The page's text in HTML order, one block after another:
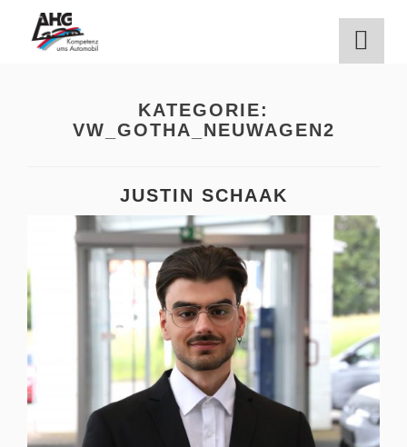
springen
KATEGORIE:
VW_GOTHA_NEUWAGEN2
JUSTIN SCHAAK